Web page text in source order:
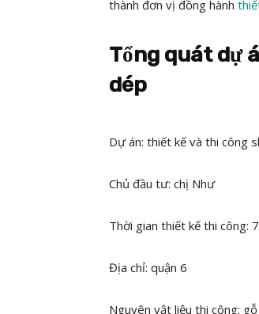
thành đơn vị đồng hành
Tổng quát dự
dép
Dự án: thiết kế và thi công
Chủ đầu tư: chị Như
Thời gian thiết kế thi công:
Địa chỉ: quận 6
Nguyên vật liệu thi công: